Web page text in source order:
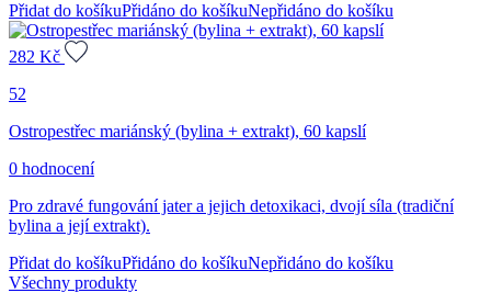
Přidat do košíkuPřidáno do košíkuNepřidáno do košíku
282 Kč
52
Ostropestřec mariánský (bylina + extrakt), 60 kapslí
0 hodnocení
Pro zdravé fungování jater a jejich detoxikaci, dvojí síla (tradiční
bylina a její extrakt).
Přidat do košíkuPřidáno do košíkuNepřidáno do košíku
Všechny produkty